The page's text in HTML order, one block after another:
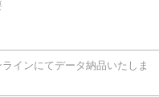
インにてデータ納品いたしま